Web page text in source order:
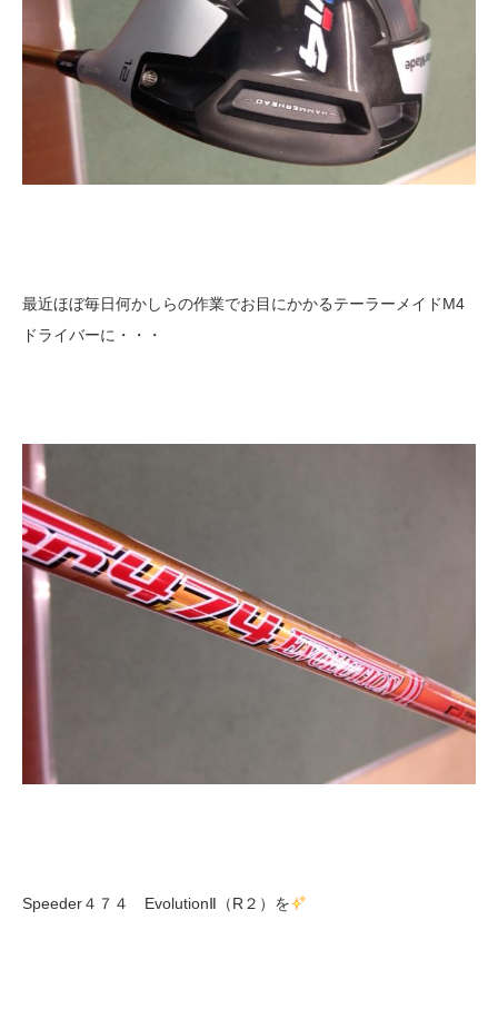
最近ほぼ毎日何かしらの作業でお目にかかるテーラーメイドM4
ドライバーに・・・
Speeder４７４ EvolutionⅡ（R２）を